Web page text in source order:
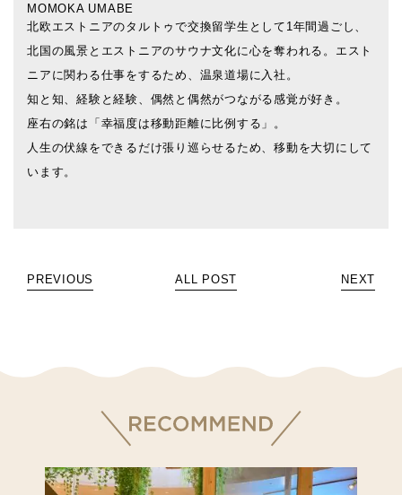
MOMOKA UMABE
北欧エストニアのタルトゥで交換留学生として1年間過ごし、
北国の風景とエストニアのサウナ文化に心を奪われる。エスト
ニアに関わる仕事をするため、温泉道場に入社。
知と知、経験と経験、偶然と偶然がつながる感覚が好き。
座右の銘は「幸福度は移動距離に比例する」。
人生の伏線をできるだけ張り巡らせるため、移動を大切にして
います。
PREVIOUS ALL POST NEXT